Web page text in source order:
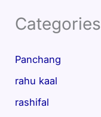
Categories
Panchang
rahu kaal
rashifal